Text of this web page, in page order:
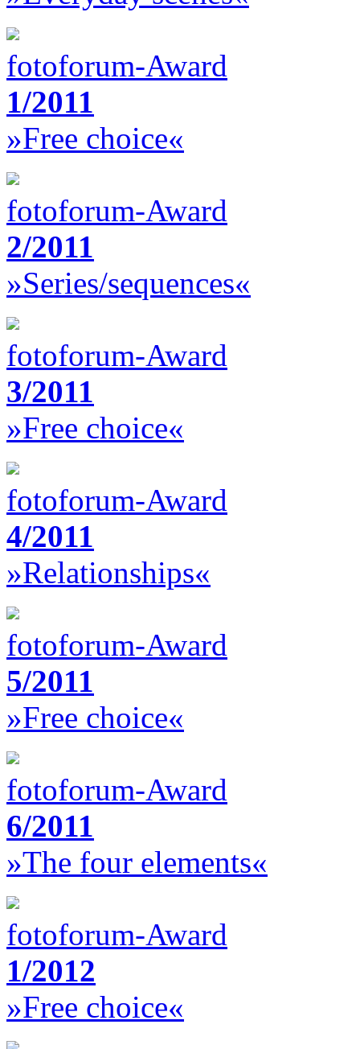
fotoforum-Award
1/2011
»Free choice«
fotoforum-Award
2/2011
»Series/sequences«
fotoforum-Award
3/2011
»Free choice«
fotoforum-Award
4/2011
»Relationships«
fotoforum-Award
5/2011
»Free choice«
fotoforum-Award
6/2011
»The four elements«
fotoforum-Award
1/2012
»Free choice«